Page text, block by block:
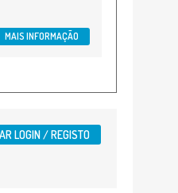
MAIS INFORMAÇÃO